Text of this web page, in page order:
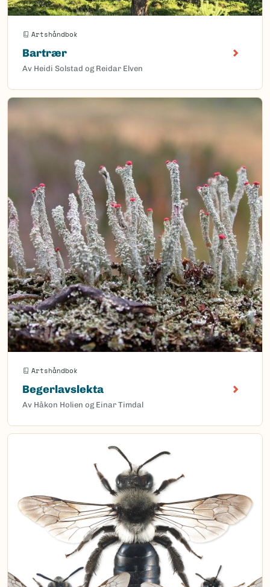
Artshåndbok
Bartrær
Av Heidi Solstad og Reidar Elven
Artshåndbok
Begerlavslekta
Av Håkon Holien og Einar Timdal